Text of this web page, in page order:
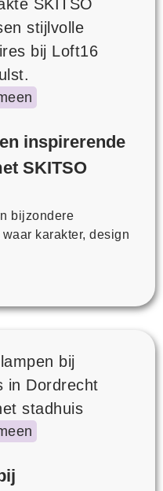
inspirerende
SKITSO
bijzondere
karakter, design